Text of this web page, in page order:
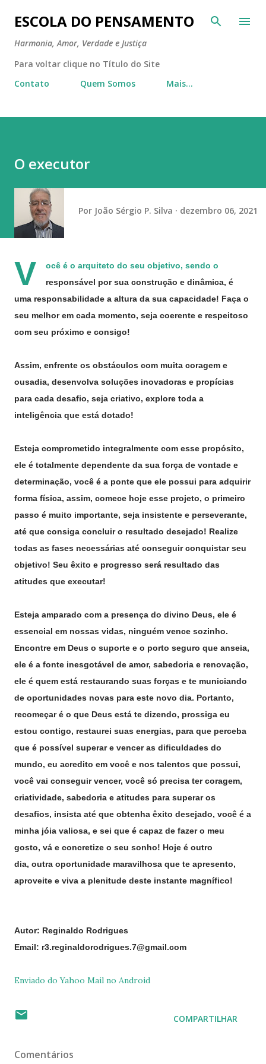
Pular para o conteúdo principal
ESCOLA DO PENSAMENTO
Harmonia, Amor, Verdade e Justiça
Para voltar clique no Título do Site
Contato
Quem Somos Mais…
O executor
Por João Sérgio P. Silva dezembro 06, 2021
V
ocê é o arquiteto do seu objetivo, sendo o
responsável por sua construção e dinâmica, é
uma responsabilidade a altura da sua capacidade! Faça o
seu melhor em cada momento, seja coerente e respeitoso
com seu próximo e consigo!
Assim, enfrente os obstáculos com muita coragem e
ousadia, desenvolva soluções inovadoras e propícias
para cada desafio, seja criativo, explore toda a
inteligência que está dotado!
Esteja comprometido integralmente com esse propósito,
ele é totalmente dependente da sua força de vontade e
determinação, você é a ponte que ele possui para adquirir
forma física, assim, comece hoje esse projeto, o primeiro
passo é muito importante, seja insistente e perseverante,
até que consiga concluir o resultado desejado! Realize
todas as fases necessárias até conseguir conquistar seu
objetivo! Seu êxito e progresso será resultado das
atitudes que executar!
Esteja amparado com a presença do divino Deus, ele é
essencial em nossas vidas, ninguém vence sozinho.
Encontre em Deus o suporte e o porto seguro que anseia,
ele é a fonte inesgotável de amor, sabedoria e renovação,
ele é quem está restaurando suas forças e te municiando
de oportunidades novas para este novo dia. Portanto,
recomeçar é o que Deus está te dizendo, prossiga eu
estou contigo, restaurei suas energias, para que perceba
que é possível superar e vencer as dificuldades do
mundo, eu acredito em você e nos talentos que possui,
você vai conseguir vencer, você só precisa ter coragem,
criatividade, sabedoria e atitudes para superar os
desafios, insista até que obtenha êxito desejado, você é a
minha jóia valiosa, e sei que é capaz de fazer o meu
gosto, vá e concretize o seu sonho! Hoje é outro
dia, outra oportunidade maravilhosa que te apresento,
aproveite e viva a plenitude deste instante magnífico!
Autor: Reginaldo Rodrigues
Email: r3.reginaldorodrigues.7@gmail.com
Enviado do Yahoo Mail no Android
COMPARTILHAR
Comentários